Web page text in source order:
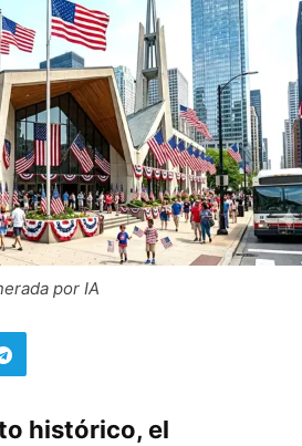
por IA
histórico, el